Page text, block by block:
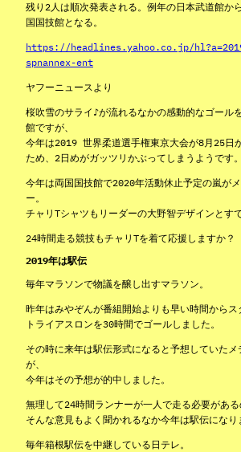
残り2人は順次発表される。例年の日本武道館か
国国技館となる。
https://headlines.yahoo.co.jp/
spnannex-ent
ヤフーニュースより
桜吹雪のサライ♪が流れるなかの感動的なゴール
館ですが、
今年は2019 世界柔道選手権東京大会が8月25日
ため、2日めがガッツリかぶってしまうようです。
今年は両国国技館で2020年活動休止予定の嵐が
ー。
チャリTシャツもリーダーの大野智デザインとす
24時間走る競技もチャリTを着て応援しますか？
2019年は駅伝
毎年マラソンで物議を醸し出すマラソン。
昨年はみやぞんが番組開始よりも早い時間からス
トライアスロンを30時間でゴールしました。
その時に来年は駅伝形式になると予想していた
が、
今年はその予想が的中しました。
無理して24時間ランナーが一人で走る必要がある
そんな意見もよく聞かれるなか今年は駅伝になり
毎年箱根駅伝を中継している日テレ。